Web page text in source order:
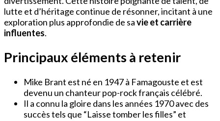
lutte et d’héritage continue de résonner, incitant à une
exploration plus approfondie de savie et carrière
influentes.
Principaux éléments à retenir
Mike Brant est né en 1947 à Famagouste et est
devenu un chanteur pop-rock français célébré.
Il a connu la gloire dans les années 1970 avec des
succès tels que “Laisse tomber les filles” et